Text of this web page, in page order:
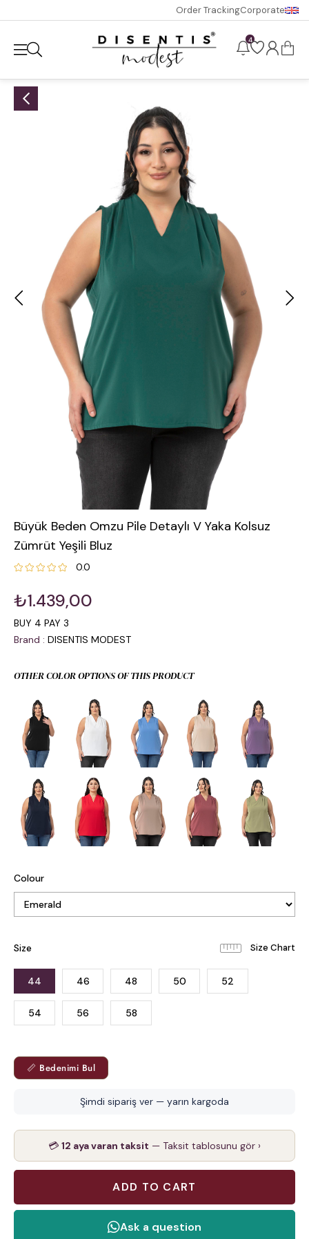
Order TrackingCorporate
4
Büyük Beden Omzu Pile Detaylı V Yaka Kolsuz
Zümrüt Yeşili Bluz
0.0
₺1.439,00
BUY 4 PAY 3
Brand : DISENTIS MODEST
OTHER COLOR OPTIONS OF THIS PRODUCT
Colour
Size
44 46 48 50 52
54 56 58
📏 Bedenimi Bul
Şimdi sipariş ver — yarın kargoda
💳 12 aya varan taksit — Taksit tablosunu gör ›